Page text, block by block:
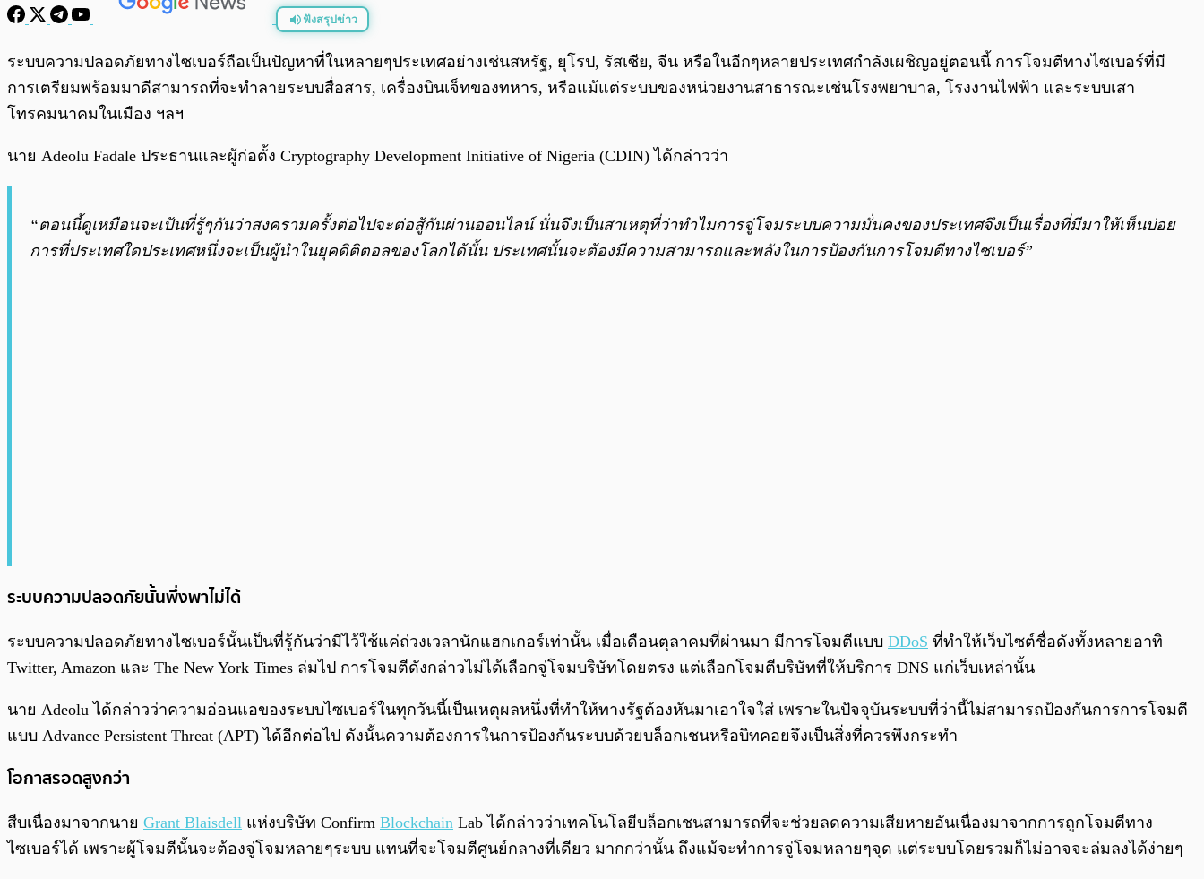
ฟังสรุปข่าว
พร้อมเล่น 0:00
ระบบความปลอดภัยทางไซเบอร์ถือเป็นปัญหาที่ในหลายๆประเทศอย่างเช่นสหรัฐ, ยุโรป, รัสเซีย, จีน หรือในอีกๆหลายประเทศกำลังเผชิญอยู่ตอนนี้ การโจมตีทางไซเบอร์ที่มี
การเตรียมพร้อมมาดีสามารถที่จะทำลายระบบสื่อสาร, เครื่องบินเจ็ทของทหาร, หรือแม้แต่ระบบของหน่วยงานสาธารณะเช่นโรงพยาบาล, โรงงานไฟฟ้า และระบบเสา
โทรคมนาคมในเมือง ฯลฯ
นาย Adeolu Fadale ประธานและผู้ก่อตั้ง Cryptography Development Initiative of Nigeria (CDIN) ได้กล่าวว่า
“ตอนนี้ดูเหมือนจะเป้นที่รู้ๆกันว่าสงครามครั้งต่อไปจะต่อสู้กันผ่านออนไลน์ นั่นจึงเป็นสาเหตุที่ว่าทำไมการจู่โจมระบบความมั่นคงของประเทศจึงเป็นเรื่องที่มีมาให้เห็นบ่อย
การที่ประเทศใดประเทศหนึ่งจะเป็นผู้นำในยุคดิติตอลของโลกได้นั้น ประเทศนั้นจะต้องมีความสามารถและพลังในการป้องกันการโจมตีทางไซเบอร์”
ระบบความปลอดภัยนั้นพึ่งพาไม่ได้
ระบบความปลอดภัยทางไซเบอร์นั้นเป็นที่รู้กันว่ามีไว้ใช้แค่ถ่วงเวลานักแฮกเกอร์เท่านั้น เมื่อเดือนตุลาคมที่ผ่านมา มีการโจมตีแบบ DDoS ที่ทำให้เว็บไซต์ชื่อดังทั้งหลายอาทิ
Twitter, Amazon และ The New York Times ล่มไป การโจมตีดังกล่าวไม่ได้เลือกจู่โจมบริษัทโดยตรง แต่เลือกโจมตีบริษัทที่ให้บริการ DNS แก่เว็บเหล่านั้น
นาย Adeolu ได้กล่าวว่าความอ่อนแอของระบบไซเบอร์ในทุกวันนี้เป็นเหตุผลหนึ่งที่ทำให้ทางรัฐต้องหันมาเอาใจใส่ เพราะในปัจจุบันระบบที่ว่านี้ไม่สามารถป้องกันการการโจมตี
แบบ Advance Persistent Threat (APT) ได้อีกต่อไป ดังนั้นความต้องการในการป้องกันระบบด้วยบล็อกเชนหรือบิทคอยจึงเป็นสิ่งที่ควรพึงกระทำ
โอกาสรอดสูงกว่า
สืบเนื่องมาจากนาย Grant Blaisdell แห่งบริษัท Confirm Blockchain Lab ได้กล่าวว่าเทคโนโลยีบล็อกเชนสามารถที่จะช่วยลดความเสียหายอันเนื่องมาจากการถูกโจมตีทาง
ไซเบอร์ได้ เพราะผู้โจมตีนั้นจะต้องจู่โจมหลายๆระบบ แทนที่จะโจมตีศูนย์กลางที่เดียว มากกว่านั้น ถึงแม้จะทำการจู่โจมหลายๆจุด แต่ระบบโดยรวมก็ไม่อาจจะล่มลงได้ง่ายๆ